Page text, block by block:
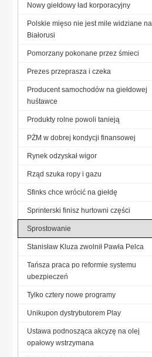
Nowy giełdowy ład korporacyjny
Polskie mięso nie jest mile widziane na
Białorusi
Pomorzany pokonane przez śmieci
Prezes przeprasza i czeka
Producent samochodów na giełdowej
huśtawce
Produkty rolne powoli tanieją
PŻM w dobrej kondycji finansowej
Rynek odzyskał wigor
Rząd szuka ropy i gazu
Sfinks chce wrócić na giełdę
Sprinterski finisz hurtowni części
Sprostowanie
Stanisław Kluza zwolnił Pawła Pelca
Tańsza praca po reformie systemu
ubezpieczeń
Tylko cztery nowe programy
Unikupon dystrybutorem Play
Ustawa podnosząca akcyzę na olej
opałowy wstrzymana